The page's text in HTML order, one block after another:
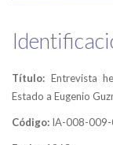
Título: Entrevista
Estado a Eugenio
Código: IA-008-